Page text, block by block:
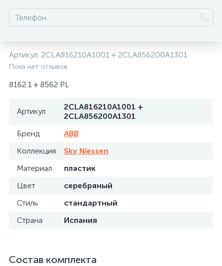
Артикул: 2CLA816210A1001 + 2CLA856200A1301
Пока нет отзывов
8162.1 + 8562 PL
Артикул
2CLA816210A1001 +
2CLA856200A1301
Бренд
ABB
Коллекция
Sky Niessen
Материал
пластик
Цвет
серебряный
Стиль
стандартный
Страна
Испания
Состав комплекта